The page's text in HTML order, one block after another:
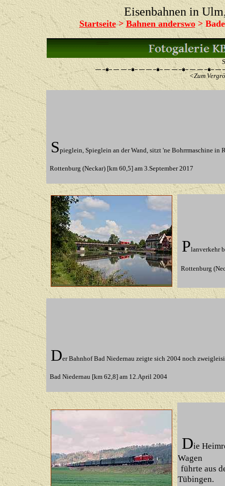
Eisenbahnen in
Startseite>Bahnen anderswo>
<Zum
Spieglein, Spieglein an der Wand, sitzt 'ne Bohrrmaschine in
Rottenburg (Neckar) [km 60,5] am 3.September 2017
Planverkehr
Rottenburg
Der Bahnhof Bad Niedernau zeigte sich 2004 noch
Bad Niedernau [km 62,8] am 12.April 2004
Die
Wagen
führte aus
Tübingen.